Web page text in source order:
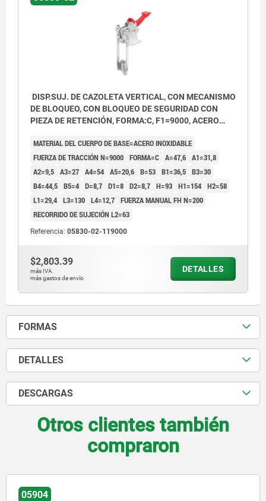
DISP.SUJ. DE CAZOLETA VERTICAL, CON MECANISMO
DE BLOQUEO, CON BLOQUEO DE SEGURIDAD CON
PIEZA DE RETENCIÓN, FORMA:C, F1=9000, ACERO
ROJO RESISTENTE AL ACEITE
MATERIAL DEL CUERPO DE BASE=ACERO INOXIDABLE
FUERZA DE TRACCIÓN N=9000 FORMA=C A=47,6 A1=31,8
A2=9,5 A3=27 A4=54 A5=20,6 B=53 B1=36,5 B3=30
B4=44,5 B5=4 D=8,7 D1=8 D2=8,7 H=93 H1=154 H2=58
L1=29,4 L3=130 L4=12,7 FUERZA MANUAL FH N=200
RECORRIDO DE SUJECIÓN L2=63
Referencia: 05830-02-119000
$2,803.39
más IVA.
más gastos de envío
DETALLES
FORMAS
DETALLES
DESCARGAS
Otros clientes también
compraron
05904